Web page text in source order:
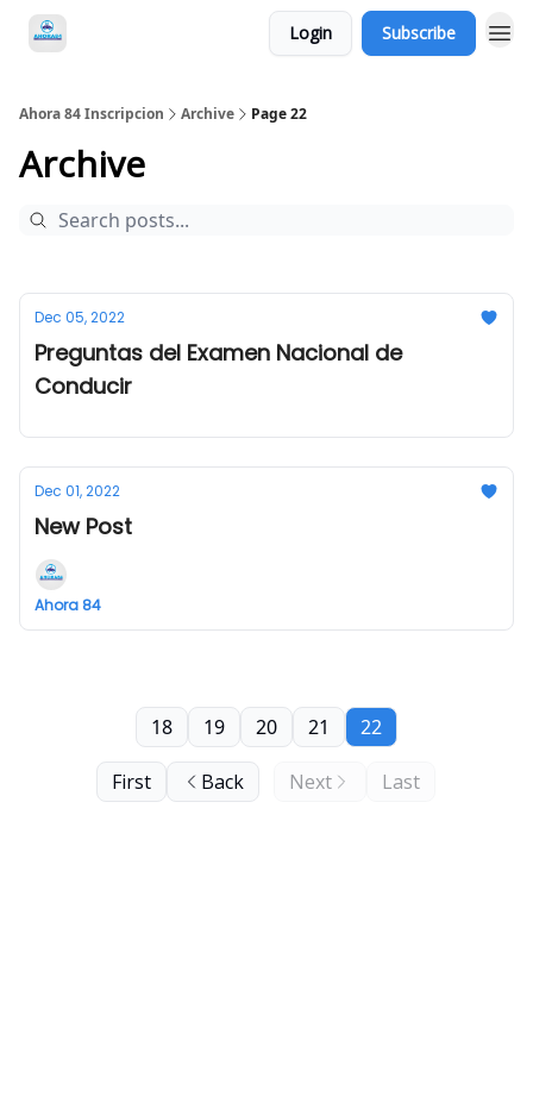
Login Subscribe
Ahora 84 Inscripcion Archive Page 22
Archive
Dec 05, 2022
Preguntas del Examen Nacional de
Conducir
Dec 01, 2022
New Post
Ahora 84
First Back
18 19 20 21 22
Next Last